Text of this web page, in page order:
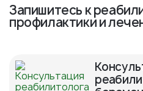
Запишитесь к
профилактики и